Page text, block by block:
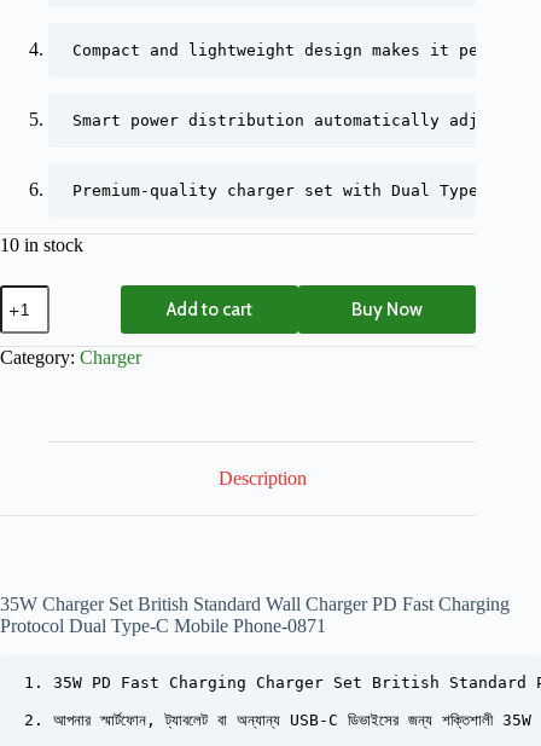
Compact and lightweight design makes it
Smart power distribution automatically adjusts
Premium-quality charger set with Dual Type-C
10 in stock
Add to cart Buy Now
Category: Charger
Description
35W Charger Set British Standard Wall Charger PD Fast Charging
Protocol Dual Type-C Mobile Phone-0871
1. 35W PD Fast Charging Charger Set British Standard Plug সহ দ্রুত ও
2. আপনার স্মার্টফোন, ট্যাবলেট বা অন্যান্য USB-C ডিভাইসের জন্য